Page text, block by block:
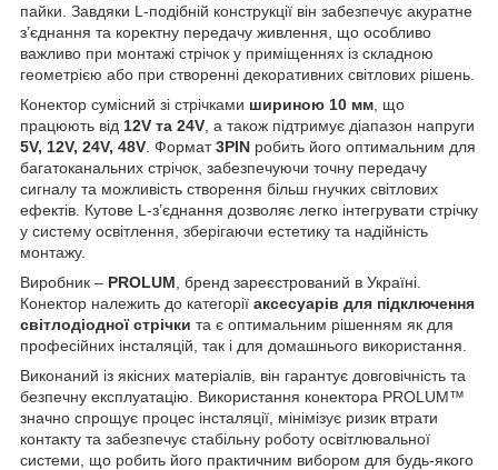
пайки. Завдяки L-подібній конструкції він забезпечує акуратне
з’єднання та коректну передачу живлення, що особливо
важливо при монтажі стрічок у приміщеннях із складною
геометрією або при створенні декоративних світлових рішень.
Конектор сумісний зі стрічками шириною 10 мм , що
працюють від 12V та 24V , а також підтримує діапазон напруги
5V, 12V, 24V, 48V . Формат3PIN робить його оптимальним для
багатоканальних стрічок, забезпечуючи точну передачу
сигналу та можливість створення більш гнучких світлових
ефектів. Кутове L-з’єднання дозволяє легко інтегрувати стрічку
у систему освітлення, зберігаючи естетику та надійність
монтажу.
Виробник – PROLUM , бренд зареєстрований в Україні.
Конектор належить до категорії аксесуарів для підключення
світлодіодної стрічки та є оптимальним рішенням як для
професійних інсталяцій, так і для домашнього використання.
Виконаний із якісних матеріалів, він гарантує довговічність та
безпечну експлуатацію. Використання конектора PROLUM™
значно спрощує процес інсталяції, мінімізує ризик втрати
контакту та забезпечує стабільну роботу освітлювальної
системи, що робить його практичним вибором для будь-якого